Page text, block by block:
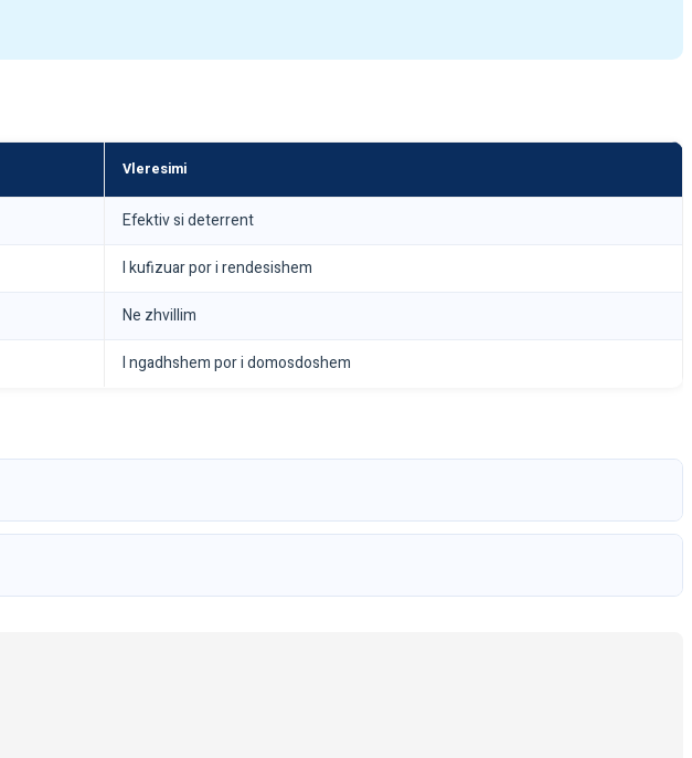
Vleresimi
Efektiv si deterrent
I kufizuar por i rendesishem
Ne zhvillim
I ngadhshem por i domosdoshem